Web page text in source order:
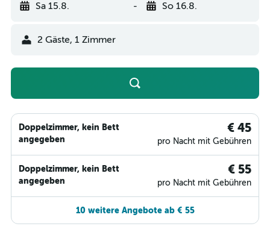
Sa 15.8. - So 16.8.
2 Gäste, 1 Zimmer
Doppelzimmer, kein Bett
angegeben
€ 45
pro Nacht mit Gebühren
Doppelzimmer, kein Bett
angegeben
€ 55
pro Nacht mit Gebühren
10 weitere Angebote ab € 55